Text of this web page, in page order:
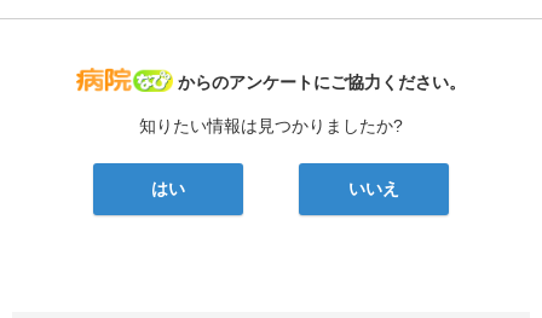
病院なび
からのアンケートにご協力ください。
知りたい情報は見つかりましたか?
はい いいえ